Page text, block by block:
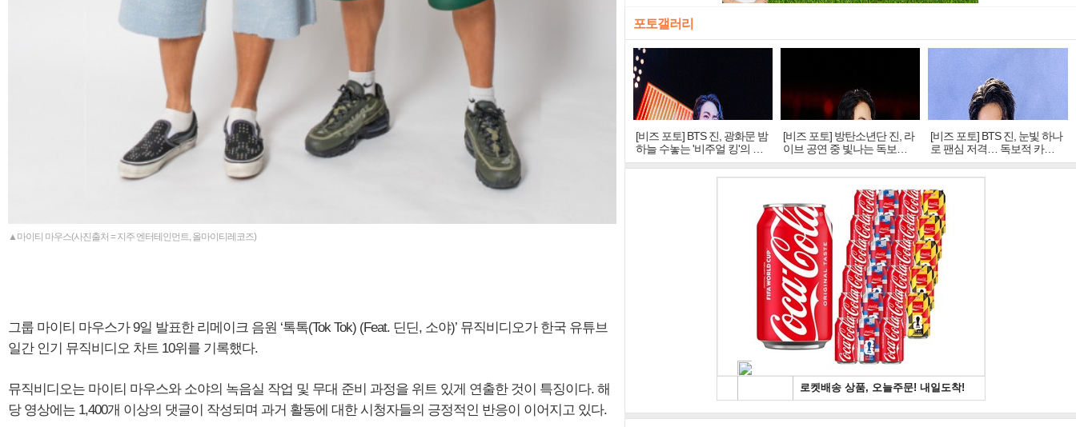
▲마이티 마우스(사진출처 = 지주 엔터테인먼트, 올마이티레코즈)
그룹 마이티 마우스가 9일 발표한 리메이크 음원 ‘톡톡(Tok Tok) (Feat. 딘딘, 소야)’ 뮤직비디오가 한국 유튜브
일간 인기 뮤직비디오 차트 10위를 기록했다.
뮤직비디오는 마이티 마우스와 소야의 녹음실 작업 및 무대 준비 과정을 위트 있게 연출한 것이 특징이다. 해
당 영상에는 1,400개 이상의 댓글이 작성되며 과거 활동에 대한 시청자들의 긍정적인 반응이 이어지고 있다.
포토갤러리
[비즈 포토] BTS 진, 광화문 밤
하늘 수놓는 '비주얼 킹'의 열
창
[비즈 포토] 방탄소년단 진, 라
이브 공연 중 빛나는 독보적
아우라
[비즈 포토] BTS 진, 눈빛 하나
로 팬심 저격… 독보적 카리
스마